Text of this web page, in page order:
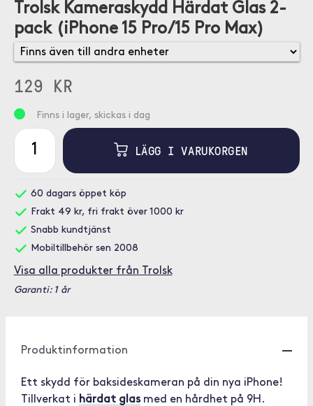
Trolsk Kameraskydd Härdat Glas 2-
pack (iPhone 15 Pro/15 Pro Max)
129 KR
Finns i lager, skickas i dag
LÄGG I VARUKORGEN
60 dagars öppet köp
Frakt 49 kr, fri frakt över 1000 kr
Snabb kundtjänst
Mobiltillbehör sen 2008
Visa alla produkter från Trolsk
Garanti: 1 år
Produktinformation
Ett skydd för baksideskameran på din nya iPhone!
Tillverkat i härdat glasmed en hårdhet på 9H.